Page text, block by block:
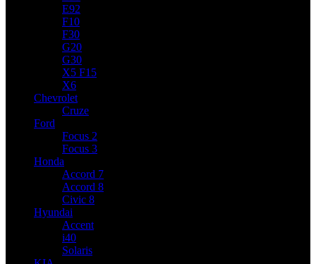
E92
F10
F30
G20
G30
X5 F15
X6
Chevrolet
Cruze
Ford
Focus 2
Focus 3
Honda
Accord 7
Accord 8
Civic 8
Hyundai
Accent
i40
Solaris